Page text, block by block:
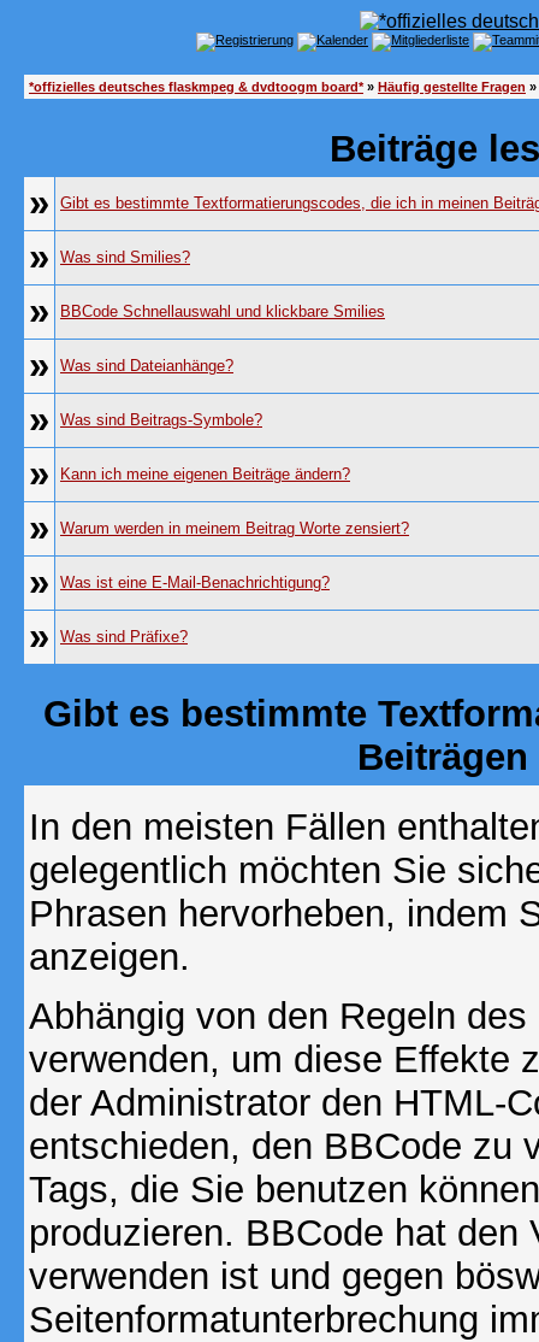
*offizielles deutsches flaskmpeg & dvdtoogm board*» Häufig gestellte Fragen
Beiträge
»
Gibt es bestimmte Textformatierungscodes, die ich in meinen
» Was sind Smilies?
» BBCode Schnellauswahl und klickbare Smilies
» Was sind Dateianhänge?
» Was sind Beitrags-Symbole?
» Kann ich meine eigenen Beiträge ändern?
» Warum werden in meinem Beitrag Worte zensiert?
» Was ist eine E-Mail-Benachrichtigung?
» Was sind Präfixe?
Gibt es bestimmte
In den meisten Fällen
gelegentlich möchten Sie
Phrasen hervorheben, indem
anzeigen.
Abhängig von den Regeln
verwenden, um diese Effekte
der Administrator den HTML-
entschieden, den BBCode zu
Tags, die Sie benutzen
produzieren. BBCode hat
verwenden ist und gegen
Seitenformatunterbrechung